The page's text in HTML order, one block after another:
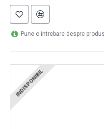
Pune o întrebare despre produs
INDISPONIBIL